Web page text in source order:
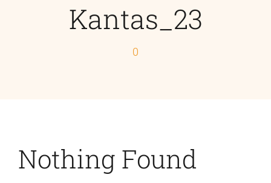
Εταιρεία
Kantas_23
0
Nothing Found